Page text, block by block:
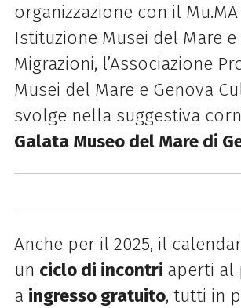
organizzazione con il
Istituzione Musei del Mare
Migrazioni, l’Associazione
Musei del Mare e Genova
svolge nella suggestiva
Galata Museo del Mare di
Anche per il 2025, il
un ciclo di incontri aperti al
a ingresso gratuito, tutti in